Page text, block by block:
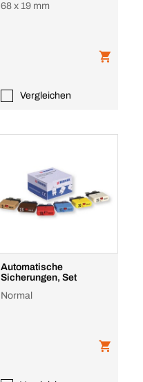
68 x 19 mm
Vergleichen
Automatische
Sicherungen, Set
Normal